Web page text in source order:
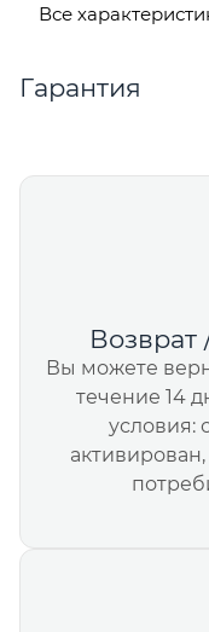
Все
Гарантия
Возврат
Вы можете
течение 14
условия: